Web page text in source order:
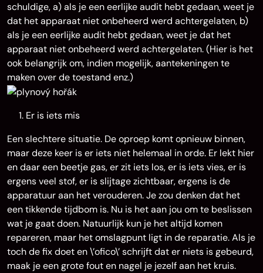
schuldige, a) als je een eerlijke audit hebt gedaan, weet je
dat het apparaat niet onbeheerd werd achtergelaten, b)
als je een eerlijke audit hebt gedaan, weet je dat het
apparaat niet onbeheerd werd achtergelaten. (Hier is het
ook belangrijk om, indien mogelijk, aantekeningen te
maken over de toestand enz.)
Er is iets mis
Een slechtere situatie. De oproep komt opnieuw binnen,
maar deze keer is er iets niet helemaal in orde. Er lekt hier
en daar een beetje gas, er zit iets los, er is iets vies, er is
ergens veel stof, er is slijtage zichtbaar, ergens is de
apparatuur aan het verouderen. Je zou denken dat het
een tikkende tijdbom is. Nu is het aan jou om te beslissen
wat je gaat doen. Natuurlijk kun je het altijd komen
repareren, maar het omslagpunt ligt in de reparatie. Als je
toch de fix doet en \’ofico\’ schrijft dat er niets is gebeurd,
maak je een grote fout en nagel je jezelf aan het kruis.